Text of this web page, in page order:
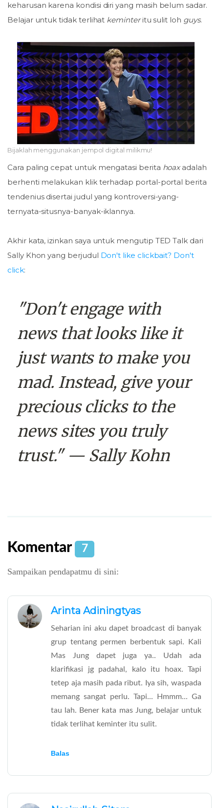
keharusan karena kondisi diri yang masih belum sadar.
Belajar untuk tidak terlihat keminteritu sulit loh guys.
Bijaklah menggunakan jempol digital milikmu!
Cara paling cepat untuk mengatasi berita hoax adalah
berhenti melakukan klik terhadap portal-portal berita
tendenius disertai judul yang kontroversi-yang-
ternyata-situsnya-banyak-iklannya.
Akhir kata, izinkan saya untuk mengutip TED Talk dari
Sally Khon yang berjudul Don't like clickbait? Don't
click:
"Don't engage with
news that looks like it
just wants to make you
mad. Instead, give your
precious clicks to the
news sites you truly
trust." — Sally Kohn
Komentar 7
Sampaikan pendapatmu di sini:
Arinta Adiningtyas
Seharian ini aku dapet broadcast di banyak
grup tentang permen berbentuk sapi. Kali
Mas Jung dapet juga ya.. Udah ada
klarifikasi jg padahal, kalo itu hoax. Tapi
tetep aja masih pada ribut. Iya sih, waspada
memang sangat perlu. Tapi... Hmmm... Ga
tau lah. Bener kata mas Jung, belajar untuk
tidak terlihat keminter itu sulit.
Balas